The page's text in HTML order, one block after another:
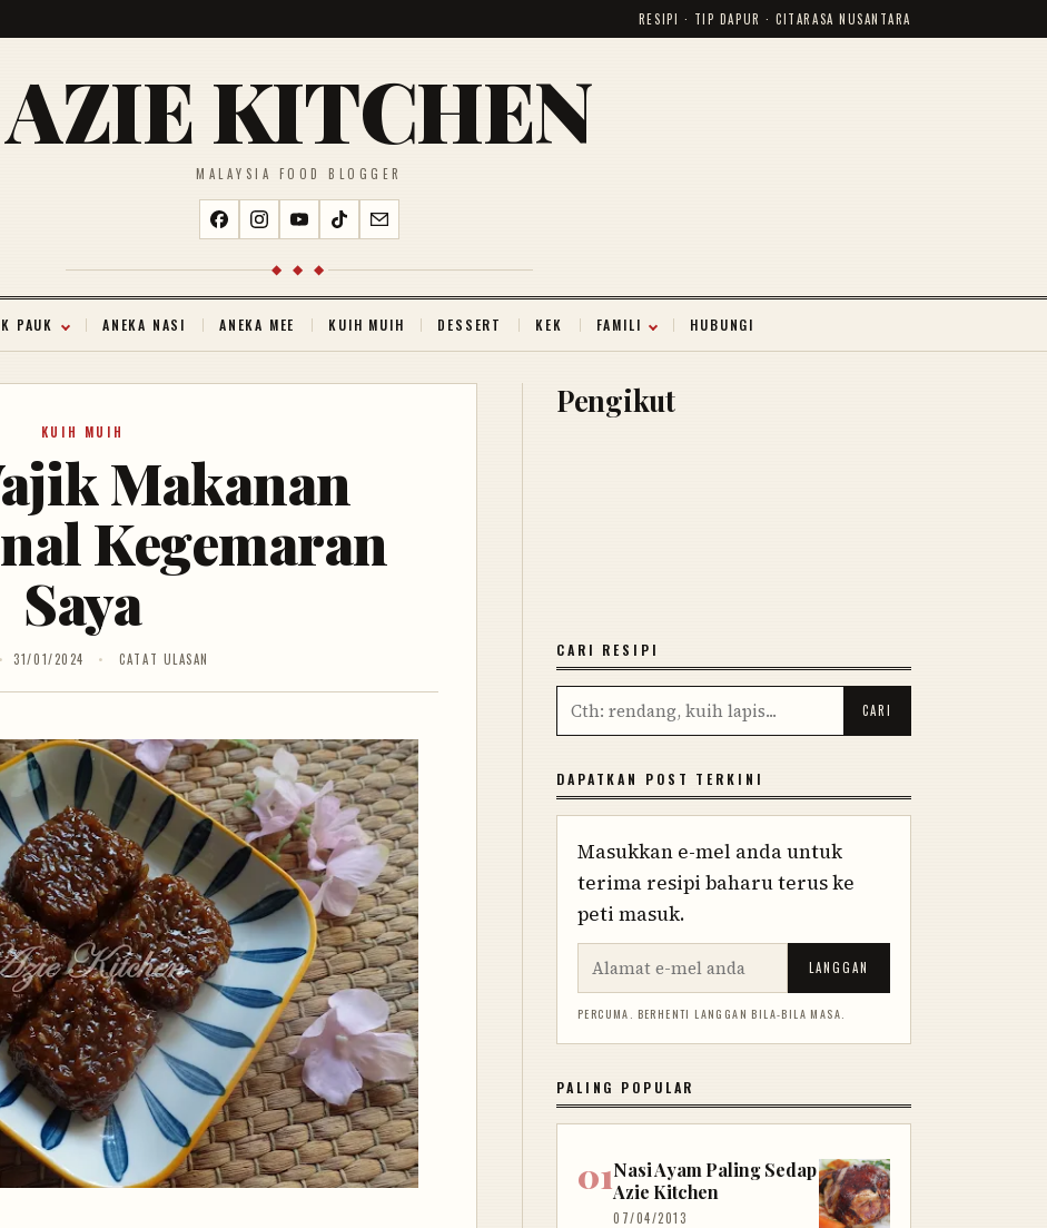
RESIPI · TIP DAPUR · CITARASA NUSANTARA
AZIE KITCHEN
MALAYSIA FOOD BLOGGER
◆ ◆ ◆
PAUK ANEKA NASI ANEKA MEE KUIH MUIH DESSERT KEK FAMILI HUBUNGI
KUIH MUIH
Makanan
Kegemaran
Saya
31/01/2024 CATAT ULASAN
Pengikut
CARI RESIPI
DAPATKAN POST TERKINI
Masukkan e-mel anda untuk
terima resipi baharu terus ke
peti masuk.
LANGGAN
PERCUMA. BERHENTI LANGGAN BILA-BILA MASA.
PALING POPULAR
Nasi Ayam Paling Sedap
Azie Kitchen
07/04/2013